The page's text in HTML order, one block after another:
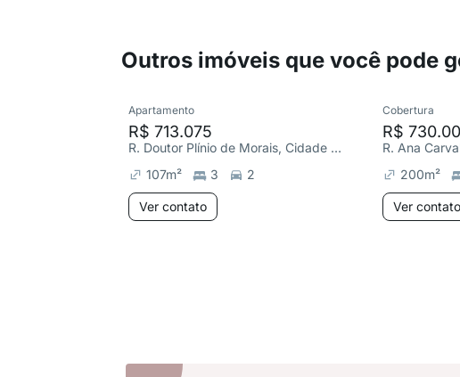
Outros imóveis que você pode
Apartamento
R$ 713.075
R. Doutor Plínio de Morais, Cidade Nova
107m² 3 2
Ver contato
Cobertura
R$
R. Ana
200m²
Ver contato